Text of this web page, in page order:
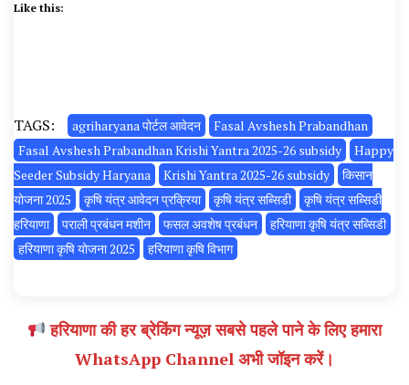
Like this:
TAGS: agriharyana पोर्टल आवेदन
Fasal Avshesh Prabandhan
Fasal Avshesh Prabandhan Krishi Yantra 2025-26 subsidy
Happy
Seeder Subsidy Haryana
Krishi Yantra 2025-26 subsidy
किसान
योजना 2025
कृषि यंत्र आवेदन प्रक्रिया कृषि यंत्र सब्सिडी
कृषि यंत्र सब्सिडी
हरियाणा
पराली प्रबंधन मशीन फसल अवशेष प्रबंधन
हरियाणा कृषि यंत्र सब्सिडी
हरियाणा कृषि योजना 2025
हरियाणा कृषि विभाग
हरियाणा की हर ब्रेकिंग न्यूज़ सबसे पहले पाने के लिए हमारा
WhatsApp Channel अभी जॉइन करें।